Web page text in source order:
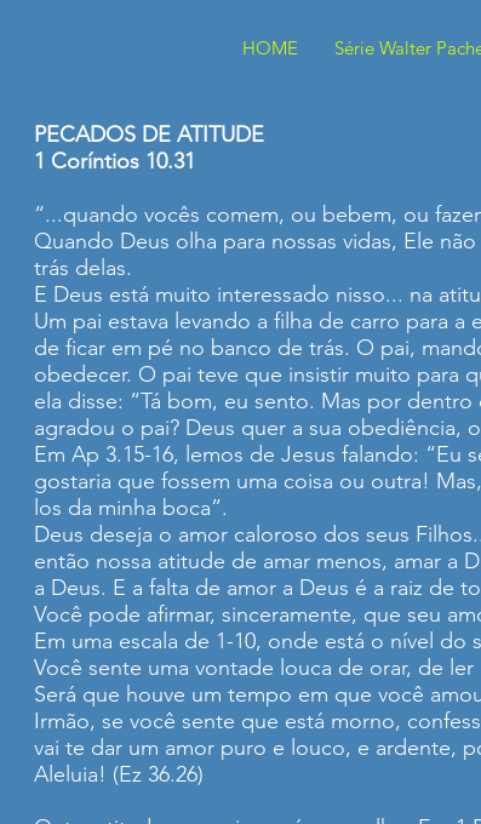
HOME Série Walter
PECADOS DE ATITUDE
1 Coríntios 10.31
“...quando vocês comem, ou bebem, ou
Quando Deus olha para nossas vidas, Ele
trás delas.
E Deus está muito interessado nisso... na
Um pai estava levando a filha de carro para
de ficar em pé no banco de trás. O pai,
obedecer. O pai teve que insistir muito para
ela disse: “Tá bom, eu sento. Mas por
agradou o pai? Deus quer a sua obediência,
Em Ap 3.15-16, lemos de Jesus falando:
gostaria que fossem uma coisa ou outra!
los da minha boca”.
Deus deseja o amor caloroso dos seus
então nossa atitude de amar menos, amar a
a Deus. E a falta de amor a Deus é a raiz de
Você pode afirmar, sinceramente, que seu
Em uma escala de 1-10, onde está o nível do
Você sente uma vontade louca de orar, de
Será que houve um tempo em que você
Irmão, se você sente que está morno,
vai te dar um amor puro e louco, e ardente,
Aleluia! (Ez 36.26)